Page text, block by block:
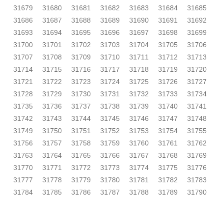
31679
31680 31681 31682 31683 31684
31685
31686
31687 31688 31689 31690 31691
31692
31693
31694 31695 31696 31697 31698
31699
31700
31701 31702 31703 31704 31705
31706
31707
31708 31709 31710 31711 31712
31713
31714
31715 31716 31717 31718 31719
31720
31721
31722 31723 31724 31725 31726
31727
31728
31729 31730 31731 31732 31733
31734
31735
31736 31737 31738 31739 31740
31741
31742
31743 31744 31745 31746 31747
31748
31749
31750 31751 31752 31753 31754
31755
31756
31757 31758 31759 31760 31761
31762
31763
31764 31765 31766 31767 31768
31769
31770
31771 31772 31773 31774 31775
31776
31777
31778 31779 31780 31781 31782
31783
31784
31785 31786 31787 31788 31789
31790